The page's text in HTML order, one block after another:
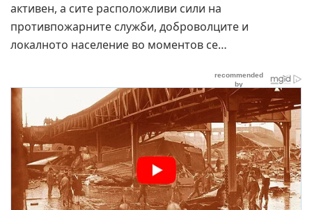
активен, а сите расположливи сили на
противпожарните служби, доброволците и
локалното население во моментов се…